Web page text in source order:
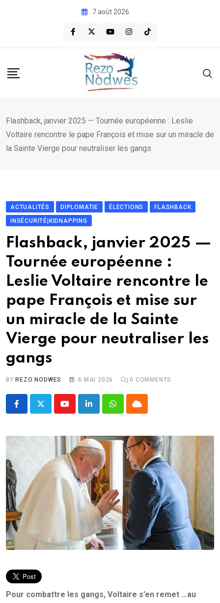
7 août 2026
Flashback, janvier 2025 — Tournée européenne : Leslie
Voltaire rencontre le pape François et mise sur un miracle de
la Sainte Vierge pour neutraliser les gangs
ACTUALITÉS DIPLOMATIE ÉLECTIONS
FLASHBACK
INSÉCURITÉ|KIDNAPPING
Flashback, janvier 2025 —
Tournée européenne :
Leslie Voltaire rencontre le
pape François et mise sur
un miracle de la Sainte
Vierge pour neutraliser les
gangs
BY REZO NODWES 6 MAI 2026 0 COMMENTS
YoutubeLinkedInWhatsappCloud
Pour combattre les gangs, Voltaire s’en remet …au